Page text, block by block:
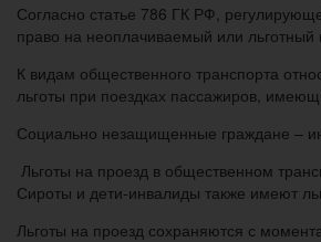
Согласно статье 786 ГК РФ,
право на неоплачиваемый или льготный
К видам общественного транспорта
льготы при поездках пассажиров,
Социально незащищенные граждане –
Льготы на проезд в общественном
Сироты и дети-инвалиды также имеют
Льготы на проезд сохраняются с